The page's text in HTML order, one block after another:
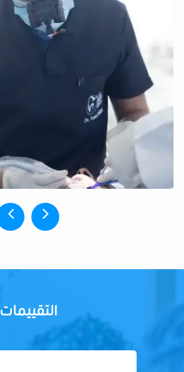
التقييمات